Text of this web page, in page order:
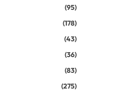
(95)
(178)
(43)
(36)
(83)
(275)